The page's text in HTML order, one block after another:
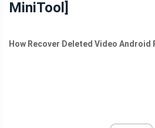
MiniTool]
How Recover Deleted Video Android